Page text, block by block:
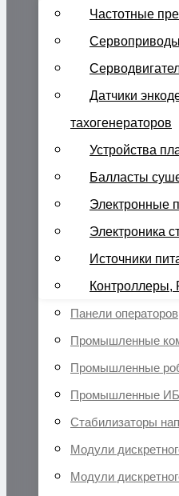
Частотные
Сервоприводы
Датчики
тахогенераторов
Устройства
Балласты
Электронные
Электроника
Источники
Контроллеры,
Панели
Промышленные
Промышленные
Промышленные
Стабилизаторы
Модули
Модули